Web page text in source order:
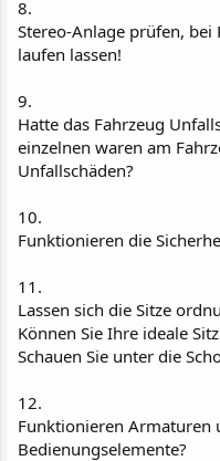
8.
Stereo-Anlage prüfen, bei
laufen lassen!
9.
Hatte das Fahrzeug
einzelnen waren am
Unfallschäden?
10.
Funktionieren die
11.
Lassen sich die Sitze
Können Sie Ihre ideale
Schauen Sie unter die
12.
Funktionieren Armaturen
Bedienungselemente?